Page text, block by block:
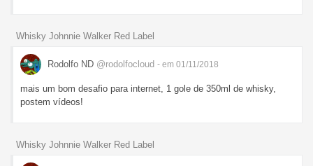
Whisky Johnnie Walker Red Label
Rodolfo ND @rodolfocloud - em 01/11/2018
mais um bom desafio para internet, 1 gole de 350ml de whisky,
postem vídeos!
Whisky Johnnie Walker Red Label